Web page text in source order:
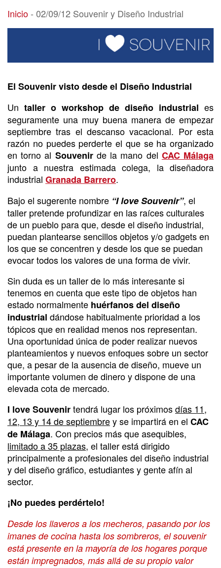
02/09/12 Souvenir y Diseño Industrial
Inicio- 02/09/12 Souvenir y Diseño Industrial
El Souvenir visto desde el Diseño Industrial
Un taller o workshop de diseño industrial es
seguramente una muy buena manera de empezar
septiembre tras el descanso vacacional. Por esta
razón no puedes perderte el que se ha organizado
en torno al Souvenirde la mano del CAC Málaga
junto a nuestra estimada colega, la diseñadora
industrial Granada Barrero.
Bajo el sugerente nombre “I love Souvenir”, el
taller pretende profundizar en las raíces culturales
de un pueblo para que, desde el diseño industrial,
puedan plantearse sencillos objetos y/o gadgets en
los que se concentren y desde los que se puedan
evocar todos los valores de una forma de vivir.
Sin duda es un taller de lo más interesante si
tenemos en cuenta que este tipo de objetos han
estado normalmente huérfanos del diseño
industrial dándose habitualmente prioridad a los
tópicos que en realidad menos nos representan.
Una oportunidad única de poder realizar nuevos
planteamientos y nuevos enfoques sobre un sector
que, a pesar de la ausencia de diseño, mueve un
importante volumen de dinero y dispone de una
elevada cota de mercado.
I love Souvenirtendrá lugar los próximosdías 11,
12, 13 y 14 de septiembrey se impartirá en el CAC
de Málaga. Con precios más que asequibles,
limitado a 35 plazas, el taller está dirigido
principalmente a profesionales del diseño industrial
y del diseño gráfico, estudiantes y gente afín al
sector.
¡No puedes perdértelo!
Desde los llaveros a los mecheros, pasando por los
imanes de cocina hasta los sombreros, el souvenir
está presente en la mayoría de los hogares porque
están impregnados, más allá de su propio valor